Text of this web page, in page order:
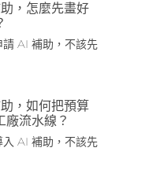
，怎麼先畫好
AI 補助，不該先
，如何把預算
廠流水線？
AI 補助，不該先